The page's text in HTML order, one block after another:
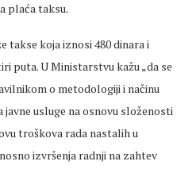
plaća taksu.
takse koja iznosi 480 dinara i
puta. U Ministarstvu kažu „da se
o metodologiji i načinu
usluge na osnovu složenosti
troškova rada nastalih u
izvršenja radnji na zahtev